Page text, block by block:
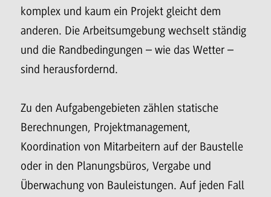
komplex und kaum ein Projekt gleicht dem
anderen. Die Arbeitsumgebung wechselt ständig
und die Randbedingungen – wie das Wetter –
sind herausfordernd.
Zu den Aufgabengebieten zählen statische
Berechnungen, Projektmanagement,
Koordination von Mitarbeitern auf der Baustelle
oder in den Planungsbüros, Vergabe und
Überwachung von Bauleistungen. Auf jeden Fall